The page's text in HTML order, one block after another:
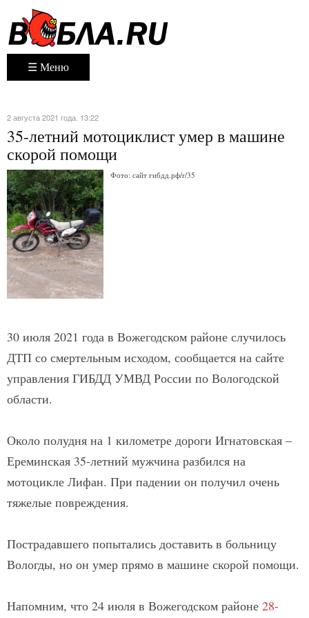
☰ Меню
2 августа 2021 года. 13:22
35-летний мотоциклист умер в машине
скорой помощи
Фото: сайт гибдд.рф/r/35
30 июля 2021 года в Вожегодском районе случилось
ДТП со смертельным исходом, сообщается на сайте
управления ГИБДД УМВД России по Вологодской
области.
Около полудня на 1 километре дороги Игнатовская –
Ереминская 35-летний мужчина разбился на
мотоцикле Лифан. При падении он получил очень
тяжелые повреждения.
Пострадавшего попытались доставить в больницу
Вологды, но он умер прямо в машине скорой помощи.
Напомним, что 24 июля в Вожегодском районе 28-